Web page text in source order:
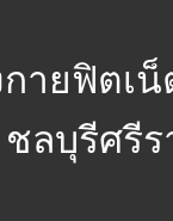
ายฟิตเ
ชลบุรีศรี